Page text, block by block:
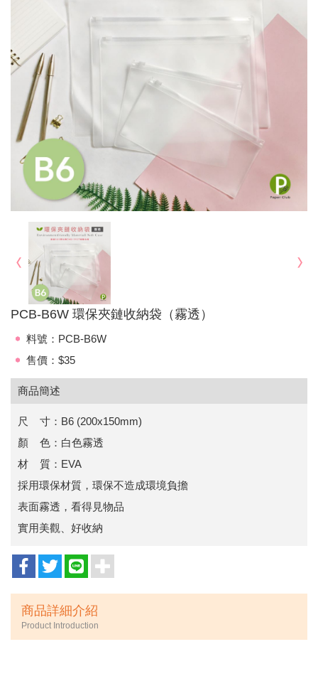
PCB-B6W 環保夾鏈收納袋（霧透）
料號：PCB-B6W
售價：$35
商品簡述
尺 寸：B6 (200x150mm)
顏 色：白色霧透
材 質：EVA
採用環保材質，環保不造成環境負擔
表面霧透，看得見物品
實用美觀、好收納
商品詳細介紹
Product Introduction